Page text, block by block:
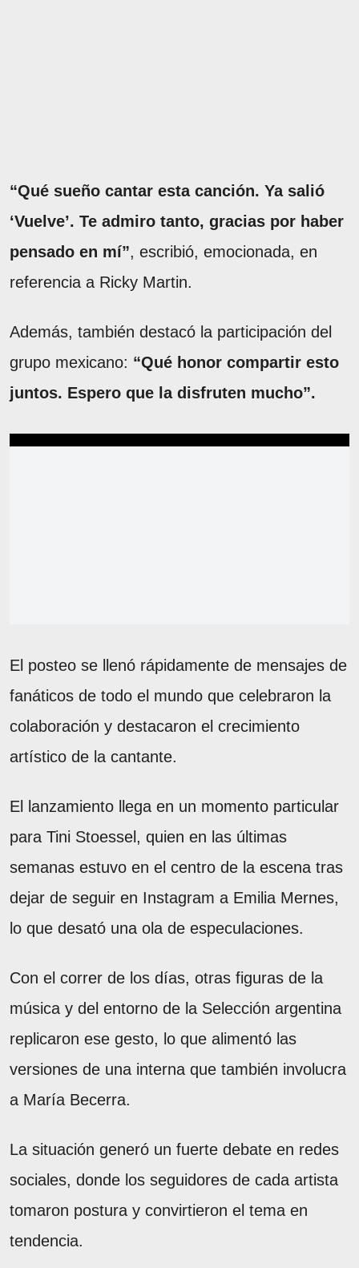
“Qué sueño cantar esta canción. Ya salió
‘Vuelve’. Te admiro tanto, gracias por haber
pensado en mí”, escribió, emocionada, en
referencia a Ricky Martin.
Además, también destacó la participación del
grupo mexicano: “Qué honor compartir esto
juntos. Espero que la disfruten mucho”.
El posteo se llenó rápidamente de mensajes de
fanáticos de todo el mundo que celebraron la
colaboración y destacaron el crecimiento
artístico de la cantante.
El lanzamiento llega en un momento particular
para Tini Stoessel, quien en las últimas
semanas estuvo en el centro de la escena tras
dejar de seguir en Instagram a Emilia Mernes,
lo que desató una ola de especulaciones.
Con el correr de los días, otras figuras de la
música y del entorno de la Selección argentina
replicaron ese gesto, lo que alimentó las
versiones de una interna que también involucra
a María Becerra.
La situación generó un fuerte debate en redes
sociales, donde los seguidores de cada artista
tomaron postura y convirtieron el tema en
tendencia.